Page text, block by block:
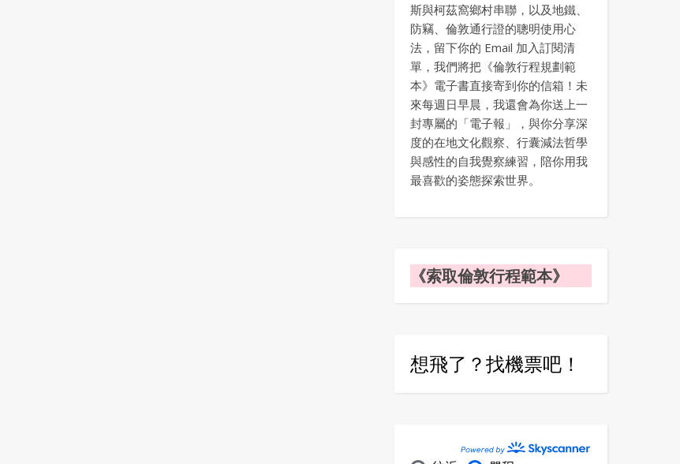
斯與柯茲窩鄉村串聯，以及地鐵、
防竊、倫敦通行證的聰明使用心
法，留下你的 Email 加入訂閱清
單，我們將把《倫敦行程規劃範
本》電子書直接寄到你的信箱！未
來每週日早晨，我還會為你送上一
封專屬的「電子報」，與你分享深
度的在地文化觀察、行囊減法哲學
與感性的自我覺察練習，陪你用我
最喜歡的姿態探索世界。
《索取倫敦行程範本》
想飛了？找機票吧！